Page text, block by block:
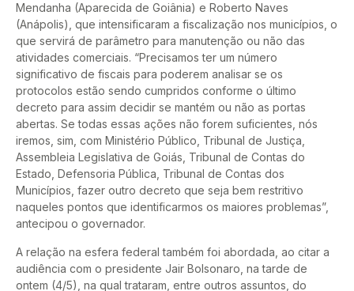
Mendanha (Aparecida de Goiânia) e Roberto Naves
(Anápolis), que intensificaram a fiscalização nos municípios, o
que servirá de parâmetro para manutenção ou não das
atividades comerciais. “Precisamos ter um número
significativo de fiscais para poderem analisar se os
protocolos estão sendo cumpridos conforme o último
decreto para assim decidir se mantém ou não as portas
abertas. Se todas essas ações não forem suficientes, nós
iremos, sim, com Ministério Público, Tribunal de Justiça,
Assembleia Legislativa de Goiás, Tribunal de Contas do
Estado, Defensoria Pública, Tribunal de Contas dos
Municípios, fazer outro decreto que seja bem restritivo
naqueles pontos que identificarmos os maiores problemas”,
antecipou o governador.
A relação na esfera federal também foi abordada, ao citar a
audiência com o presidente Jair Bolsonaro, na tarde de
ontem (4/5), na qual trataram, entre outros assuntos, do